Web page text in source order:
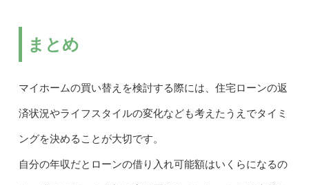
まとめ
マイホームの買い替えを検討する際には、住宅ローンの返
済状況やライフスタイルの変化なども考えたうえでタイミ
ングを決めることが大切です。
自分の年収だとローンの借り入れ可能額はいくらになるの